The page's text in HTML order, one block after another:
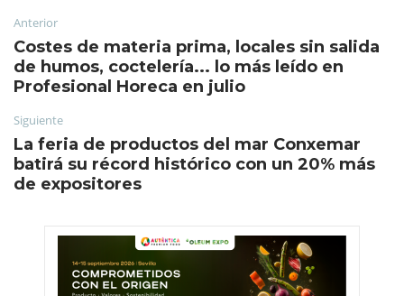
Anterior
Costes de materia prima, locales sin salida
de humos, coctelería... lo más leído en
Profesional Horeca en julio
Siguiente
La feria de productos del mar Conxemar
batirá su récord histórico con un 20% más
de expositores